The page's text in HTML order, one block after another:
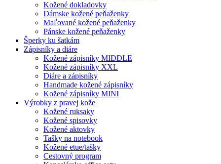
Kožené dokladovky
Dámske kožené peňaženky
Maľované kožené peňaženky
Pánske kožené peňaženky
Šperky ku šatkám
Zápisníky a diáre
Kožené zápisníky MIDDLE
Kožené zápisníky XXL
Diáre a zápisníky
Handmade kožené zápisníky
Kožené zápisníky MINI
Výrobky z pravej kože
Kožené ruksaky
Kožené spisovky
Kožené aktovky
Tašky na notebook
Kožené etue/tašky
Cestovný program